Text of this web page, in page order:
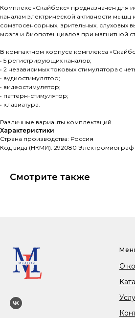
Комплекс «Скайбокс» предназначен для
каналам электрической активности мышц
соматосенсорных, зрительных, слуховых
мозга и биопотенциалов при магнитной
В компактном корпусе комплекса
• 5 регистрирующих каналов;
• 2 независимых токовых стимулятора c
• аудиостимулятор;
• видеостимулятор;
• паттерн-стимулятор;
• клавиатура.
Различные варианты комплектаций.
Характеристики
Страна производства: Россия
Код вида (НКМИ): 292080 Электромиограф
Смотрите также
О